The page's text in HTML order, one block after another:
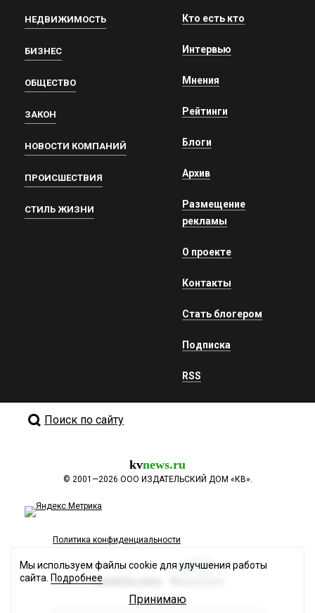
НЕДВИЖИМОСТЬ
БИЗНЕС
ОБЩЕСТВО
ЗАКОН
НОВОСТИ КОМПАНИЙ
ПРОИСШЕСТВИЯ
СТИЛЬ ЖИЗНИ
Кто есть кто
Интервью
Мнения
Рейтинги
Блоги
Архив
Размещение
рекламы
О проекте
Контакты
Стать блогером
Подписка
RSS
Поиск по сайту
kvnews.ru
© 2001—2026 ООО ИЗДАТЕЛЬСКИЙ ДОМ «КВ».
Политика конфиденциальности
Разработка сайта
Мы используем файлы cookie для улучшения работы
сайта. Подробнее
Принимаю